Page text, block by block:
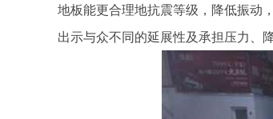
地板能更合理地抗震等级，降低振动
出示与众不同的延展性及承担压力、